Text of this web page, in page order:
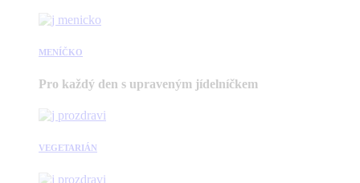
MENÍČKO
Pro každý den s upraveným jídelníčkem
VEGETARIÁN